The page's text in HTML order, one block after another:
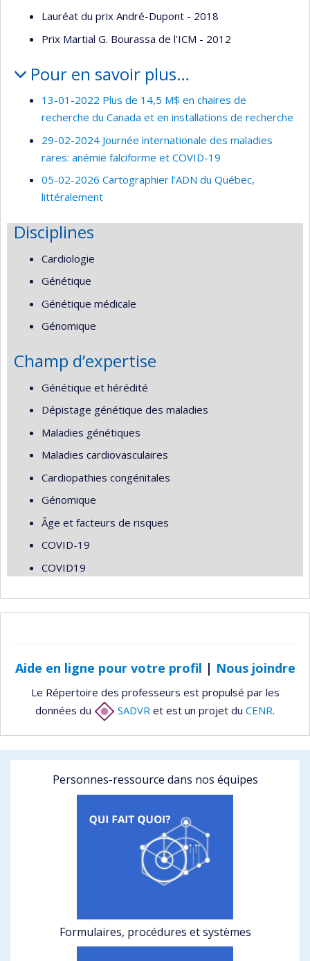
Lauréat du prix André-Dupont - 2018
Prix Martial G. Bourassa de l'ICM - 2012
Pour en savoir plus…
13-01-2022 Plus de 14,5 M$ en chaires de
recherche du Canada et en installations de recherche
29-02-2024 Journée internationale des maladies
rares: anémie falciforme et COVID-19
05-02-2026 Cartographier l’ADN du Québec,
littéralement
Disciplines
Cardiologie
Génétique
Génétique médicale
Génomique
Champ d’expertise
Génétique et hérédité
Dépistage génétique des maladies
Maladies génétiques
Maladies cardiovasculaires
Cardiopathies congénitales
Génomique
Âge et facteurs de risques
COVID-19
COVID19
Aide en ligne pour votre profil | Nous joindre
Le Répertoire des professeurs est propulsé par les
données du
SADVR et est un projet du CENR.
Personnes-ressource dans nos équipes
Formulaires, procédures et systèmes